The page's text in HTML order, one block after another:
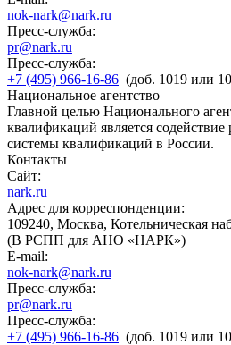
nok-nark@nark.ru
Пресс-служба:
pr@nark.ru
Пресс-служба:
+7 (495) 966-16-86 (доб. 1019 или
Национальное агентство
Главной целью Национального
квалификаций является
системы квалификаций в России.
Контакты
Сайт:
nark.ru
Адрес для корреспонденции:
109240, Москва, Котельническая
(В РСПП для АНО «НАРК»)
E-mail:
nok-nark@nark.ru
Пресс-служба:
pr@nark.ru
Пресс-служба:
+7 (495) 966-16-86 (доб. 1019 или